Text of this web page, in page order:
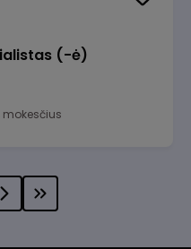
(-ė)
mokesčius